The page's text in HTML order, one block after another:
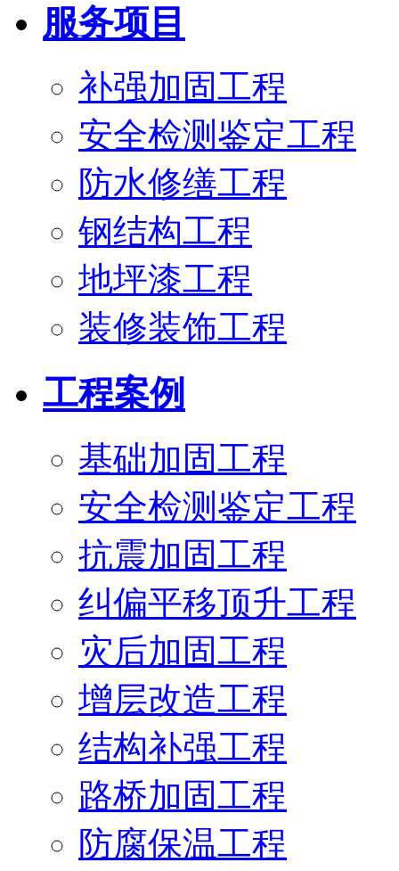
服务项目
补强加固工程
安全检测鉴定工程
防水修缮工程
钢结构工程
地坪漆工程
装修装饰工程
工程案例
基础加固工程
安全检测鉴定工程
抗震加固工程
纠偏平移顶升工程
灾后加固工程
增层改造工程
结构补强工程
路桥加固工程
防腐保温工程